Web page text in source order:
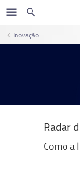
Inovação
Radar
Como a